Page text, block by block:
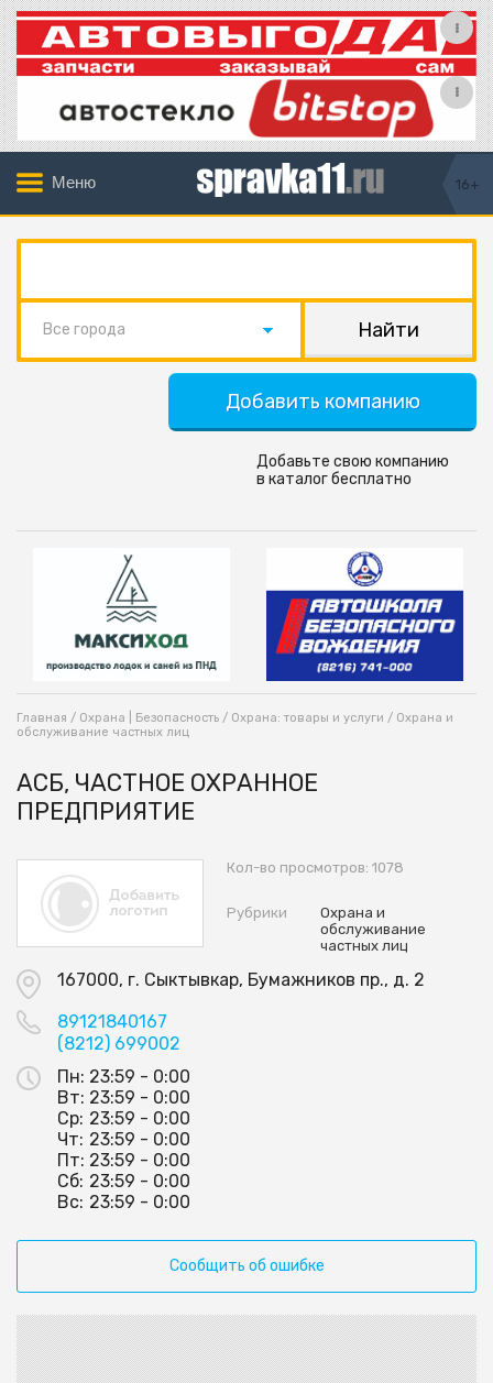
Меню 16+
Все города
Добавить компанию
Добавьте свою компанию
в каталог бесплатно
Главная / Охрана | Безопасность / Охрана: товары и услуги / Охрана и
обслуживание частных лиц
АСБ, ЧАСТНОЕ ОХРАННОЕ
ПРЕДПРИЯТИЕ
Кол-во просмотров: 1078
Рубрики
Охрана и
обслуживание
частных лиц
167000, г. Сыктывкар, Бумажников пр., д. 2
89121840167
(8212) 699002
Пн: 23:59 - 0:00
Вт: 23:59 - 0:00
Ср: 23:59 - 0:00
Чт: 23:59 - 0:00
Пт: 23:59 - 0:00
Сб: 23:59 - 0:00
Вс: 23:59 - 0:00
Сообщить об ошибке